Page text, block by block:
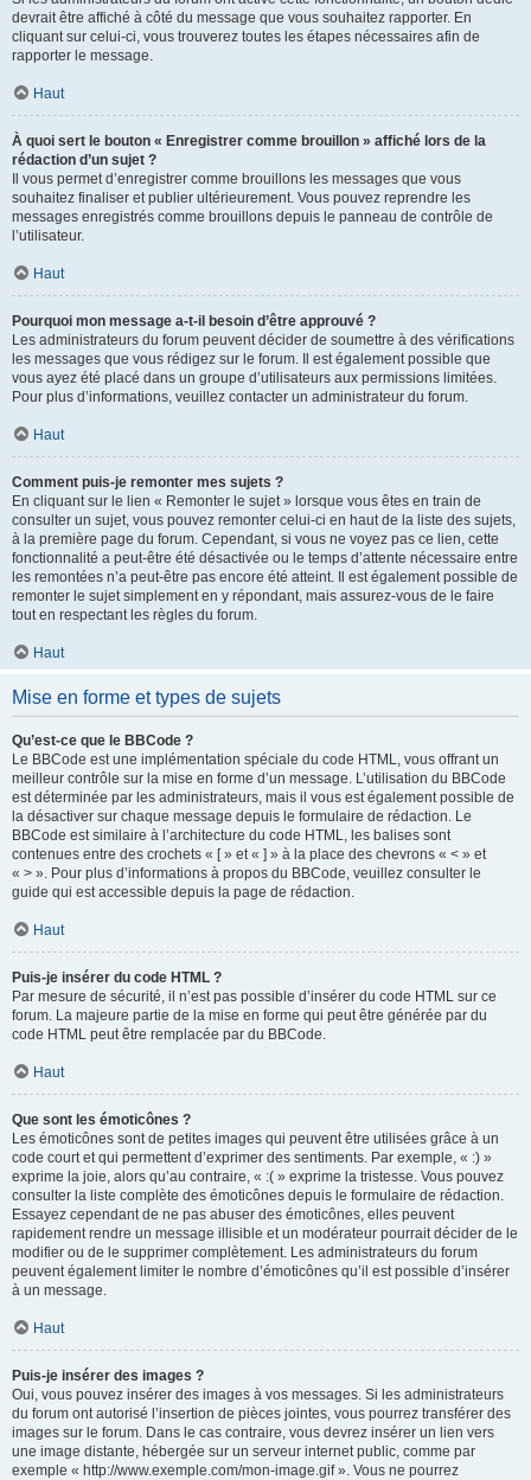
devrait être affiché à côté du message que vous souhaitez rapporter. En
cliquant sur celui-ci, vous trouverez toutes les étapes nécessaires afin de
rapporter le message.
Haut
À quoi sert le bouton « Enregistrer comme brouillon » affiché lors de la
rédaction d’un sujet ?
Il vous permet d’enregistrer comme brouillons les messages que vous
souhaitez finaliser et publier ultérieurement. Vous pouvez reprendre les
messages enregistrés comme brouillons depuis le panneau de contrôle de
l’utilisateur.
Haut
Pourquoi mon message a-t-il besoin d’être approuvé ?
Les administrateurs du forum peuvent décider de soumettre à des vérifications
les messages que vous rédigez sur le forum. Il est également possible que
vous ayez été placé dans un groupe d’utilisateurs aux permissions limitées.
Pour plus d’informations, veuillez contacter un administrateur du forum.
Haut
Comment puis-je remonter mes sujets ?
En cliquant sur le lien « Remonter le sujet » lorsque vous êtes en train de
consulter un sujet, vous pouvez remonter celui-ci en haut de la liste des sujets,
à la première page du forum. Cependant, si vous ne voyez pas ce lien, cette
fonctionnalité a peut-être été désactivée ou le temps d’attente nécessaire entre
les remontées n’a peut-être pas encore été atteint. Il est également possible de
remonter le sujet simplement en y répondant, mais assurez-vous de le faire
tout en respectant les règles du forum.
Haut
Mise en forme et types de sujets
Qu’est-ce que le BBCode ?
Le BBCode est une implémentation spéciale du code HTML, vous offrant un
meilleur contrôle sur la mise en forme d’un message. L’utilisation du BBCode
est déterminée par les administrateurs, mais il vous est également possible de
la désactiver sur chaque message depuis le formulaire de rédaction. Le
BBCode est similaire à l’architecture du code HTML, les balises sont
contenues entre des crochets « [ » et « ] » à la place des chevrons « < » et
« > ». Pour plus d’informations à propos du BBCode, veuillez consulter le
guide qui est accessible depuis la page de rédaction.
Haut
Puis-je insérer du code HTML ?
Par mesure de sécurité, il n’est pas possible d’insérer du code HTML sur ce
forum. La majeure partie de la mise en forme qui peut être générée par du
code HTML peut être remplacée par du BBCode.
Haut
Que sont les émoticônes ?
Les émoticônes sont de petites images qui peuvent être utilisées grâce à un
code court et qui permettent d’exprimer des sentiments. Par exemple, « :) »
exprime la joie, alors qu’au contraire, « :( » exprime la tristesse. Vous pouvez
consulter la liste complète des émoticônes depuis le formulaire de rédaction.
Essayez cependant de ne pas abuser des émoticônes, elles peuvent
rapidement rendre un message illisible et un modérateur pourrait décider de le
modifier ou de le supprimer complètement. Les administrateurs du forum
peuvent également limiter le nombre d’émoticônes qu’il est possible d’insérer
à un message.
Haut
Puis-je insérer des images ?
Oui, vous pouvez insérer des images à vos messages. Si les administrateurs
du forum ont autorisé l’insertion de pièces jointes, vous pourrez transférer des
images sur le forum. Dans le cas contraire, vous devrez insérer un lien vers
une image distante, hébergée sur un serveur internet public, comme par
exemple « http://www.exemple.com/mon-image.gif ». Vous ne pourrez